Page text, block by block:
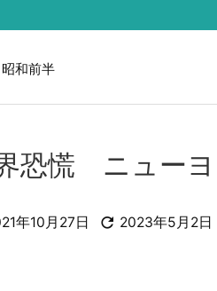
昭和前半
恐慌 ニュー
年10月27日  2023年5月2日